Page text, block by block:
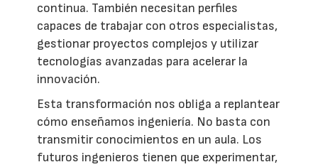
continua. También necesitan perfiles
capaces de trabajar con otros especialistas,
gestionar proyectos complejos y utilizar
tecnologías avanzadas para acelerar la
innovación.
Esta transformación nos obliga a replantear
cómo enseñamos ingeniería. No basta con
transmitir conocimientos en un aula. Los
futuros ingenieros tienen que experimentar,